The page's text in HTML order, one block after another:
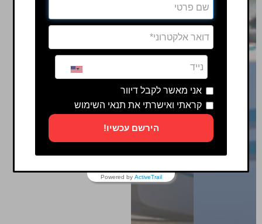
אני מאשר לקבל דיוור
קראתי ואישרתי את תנאי השימוש
הירשם עכשיו!
Powered by ActiveTrail